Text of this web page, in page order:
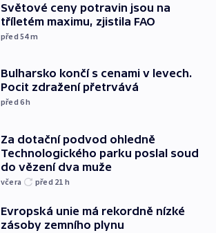
Světové ceny potravin jsou na
tříletém maximu, zjistila FAO
před 54m
Bulharsko končí s cenami v levech.
Pocit zdražení přetrvává
před 6h
Za dotační podvod ohledně
Technologického parku poslal soud
do vězení dva muže
včera před 21 h
Evropská unie má rekordně nízké
zásoby zemního plynu